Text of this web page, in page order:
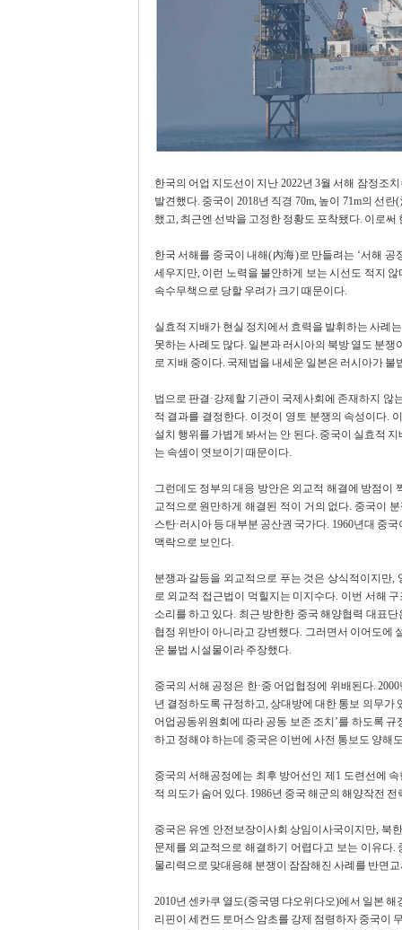
한국의 어업 지도선이 지난 2022년 3월 서해 잠정조
발견했다. 중국이 2018년 직경 70m, 높이 71m의 선
했고, 최근엔 선박을 고정한 정황도 포착됐다. 이로
한국 서해를 중국이 내해(內海)로 만들려는 ‘서해
세우지만, 이런 노력을 불안하게 보는 시선도 적지
속수무책으로 당할 우려가 크기 때문이다.
실효적 지배가 현실 정치에서 효력을 발휘하는 사례
못하는 사례도 많다. 일본과 러시아의 북방 열도 분
로 지배 중이다. 국제법을 내세운 일본은 러시아가
법으로 판결·강제할 기관이 국제사회에 존재하지
적 결과를 결정한다. 이것이 영토 분쟁의 속성이다.
설치 행위를 가볍게 봐서는 안 된다. 중국이 실효적
는 속셈이 엿보이기 때문이다.
그런데도 정부의 대응 방안은 외교적 해결에 방점이
교적으로 원만하게 해결된 적이 거의 없다. 중국이
스탄·러시아 등 대부분 공산권 국가다. 1960년대 중
맥락으로 보인다.
분쟁과 갈등을 외교적으로 푸는 것은 상식적이지만,
로 외교적 접근법이 먹힐지는 미지수다. 이번 서해
소리를 하고 있다. 최근 방한한 중국 해양협력 대표
협정 위반이 아니라고 강변했다. 그러면서 이어도에
운 불법 시설물이라 주장했다.
중국의 서해 공정은 한·중 어업협정에 위배된다.
년 결정하도록 규정하고, 상대방에 대한 통보 의무가
어업공동위원회에 따라 공동 보존 조치’를 하도록
하고 정해야 하는데 중국은 이번에 사전 통보도 양해
중국의 서해공정에는 최후 방어선인 제1 도련선에
적 의도가 숨어 있다. 1986년 중국 해군의 해양작전
중국은 유엔 안전보장이사회 상임이사국이지만, 북
문제를 외교적으로 해결하기 어렵다고 보는 이유다.
물리력으로 맞대응해 분쟁이 잠잠해진 사례를 반면
2010년 센카쿠 열도(중국명 댜오위다오)에서 일본
리핀이 세컨드 토머스 암초를 강제 점령하자 중국이